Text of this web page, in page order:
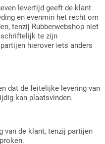
levertijd geeft de klant
en evenmin het recht om
tenzij Rubberwebshop niet
schriftelijk te zijn
hierover iets anders
dat de feitelijke levering van
kan plaatsvinden.
van de klant, tenzij partijen